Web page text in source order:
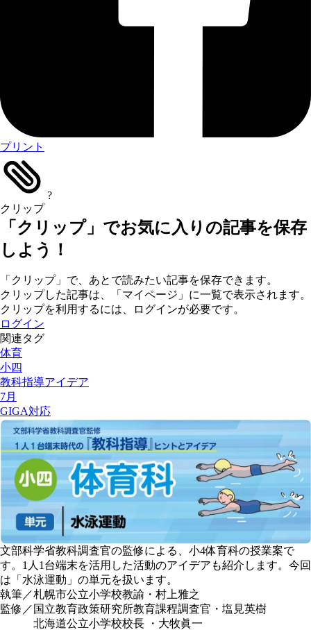
プリント
クリップ
?
「クリップ」でお気に入りの記事を保存
しよう！
「クリップ」で、あとで読みたい記事を保存できます。
クリップした記事は、「マイページ」に一覧で表示されます。
クリップを利用するには、ログインが必要です。
ログイン
関連タグ
体育
小四
教科指導アイデア
7月
GIGA対応
文部科学省教科調査官の監修による、小4体育科の授業案で
す。1人1台端末を活用した活動のアイデアも紹介します。今回
は「水泳運動」の単元を扱います。
執筆／札幌市公立小学校教諭・村上雅之
監修／国立教育政策研究所教育課程調査官・塩見英樹
北海道公立小学校校長 ・大牧眞一